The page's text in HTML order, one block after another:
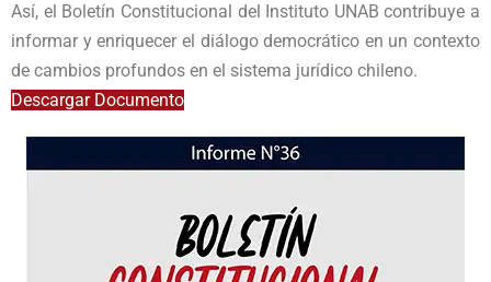
Así, el Boletín Constitucional del Instituto UNAB contribuye a
informar y enriquecer el diálogo democrático en un contexto
de cambios profundos en el sistema jurídico chileno.
Descargar Documento